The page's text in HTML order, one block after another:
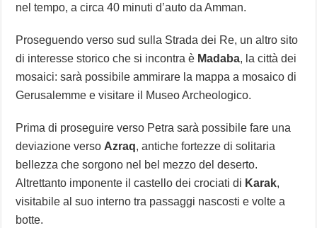
nel tempo, a circa 40 minuti d’auto da Amman.
Proseguendo verso sud sulla Strada dei Re, un altro sito
di interesse storico che si incontra è Madaba, la città dei
mosaici: sarà possibile ammirare la mappa a mosaico di
Gerusalemme e visitare il Museo Archeologico.
Prima di proseguire verso Petra sarà possibile fare una
deviazione verso Azraq, antiche fortezze di solitaria
bellezza che sorgono nel bel mezzo del deserto.
Altrettanto imponente il castello dei crociati di Karak,
visitabile al suo interno tra passaggi nascosti e volte a
botte.